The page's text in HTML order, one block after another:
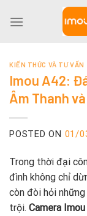
KIẾN THỨC VÀ TƯ VẤN
Imou A42:
Âm Thanh
POSTED ON 01/
Trong thời đại
đình không chỉ
còn đòi hỏi
trội. Camera